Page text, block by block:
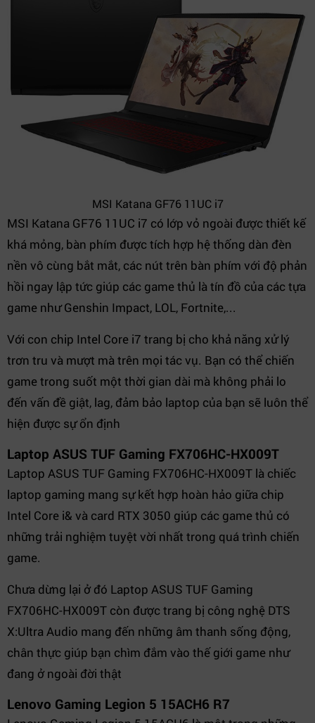
MSI Katana GF76 11UC i7
MSI Katana GF76 11UC i7 có lớp vỏ ngoài được thiết kế
khá mỏng, bàn phím được tích hợp hệ thống dàn đèn
nền vô cùng bắt mắt, các nút trên bàn phím với độ phản
hồi ngay lập tức giúp các game thủ là tín đồ của các tựa
game như Genshin Impact, LOL, Fortnite,...
Với con chip Intel Core i7 trang bị cho khả năng xử lý
trơn tru và mượt mà trên mọi tác vụ. Bạn có thể chiến
game trong suốt một thời gian dài mà không phải lo
đến vấn đề giật, lag, đảm bảo laptop của bạn sẽ luôn thể
hiện được sự ổn định
Laptop ASUS TUF Gaming FX706HC-HX009T
Laptop ASUS TUF Gaming FX706HC-HX009T là chiếc
laptop gaming mang sự kết hợp hoàn hảo giữa chip
Intel Core i& và card RTX 3050 giúp các game thủ có
những trải nghiệm tuyệt vời nhất trong quá trình chiến
game.
Chưa dừng lại ở đó Laptop ASUS TUF Gaming
FX706HC-HX009T còn được trang bị công nghệ DTS
X:Ultra Audio mang đến những âm thanh sống động,
chân thực giúp bạn chìm đắm vào thế giới game như
đang ở ngoài đời thật
Lenovo Gaming Legion 5 15ACH6 R7